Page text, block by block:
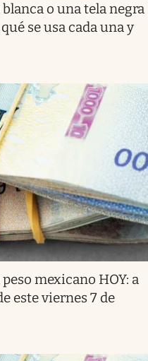
o una tela negra
se usa cada una y
mexicano HOY: a
este viernes 7 de